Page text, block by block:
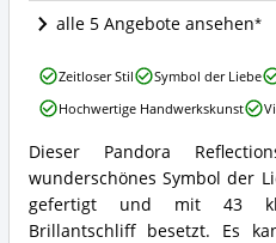
dieser
Pandora
Clip-
Charm
erhältlich?
alle 5 Angebote ansehen
Pandora
-
Bead
Charms
Dieser Pandora
wunderschönes Symbol der
gefertigt und mit 43
Brillantschliff besetzt. Es
Pandora
Bead
925_Sterling_Silber
Vorteile:
Was
spricht
Zeitloser Stil Symbol der Liebe
Hochwertige Handwerkskunst